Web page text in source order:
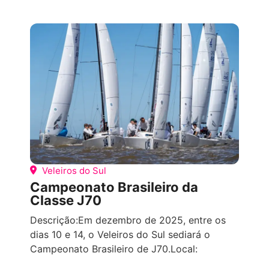
COMPETIÇÕES ESPORTIVAS
TODOS OS
EVENTOS
Veleiros do Sul
Campeonato Brasileiro da
Classe J70
Descrição:Em dezembro de 2025, entre os
dias 10 e 14, o Veleiros do Sul sediará o
Campeonato Brasileiro de J70.Local: